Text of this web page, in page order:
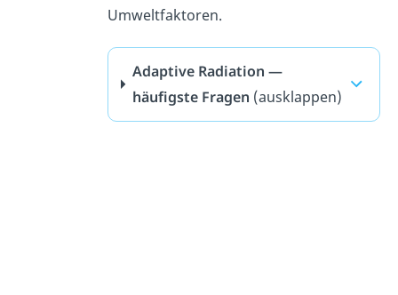
Umweltfaktoren.
Adaptive Radiation —
häufigste Fragen (ausklappen)